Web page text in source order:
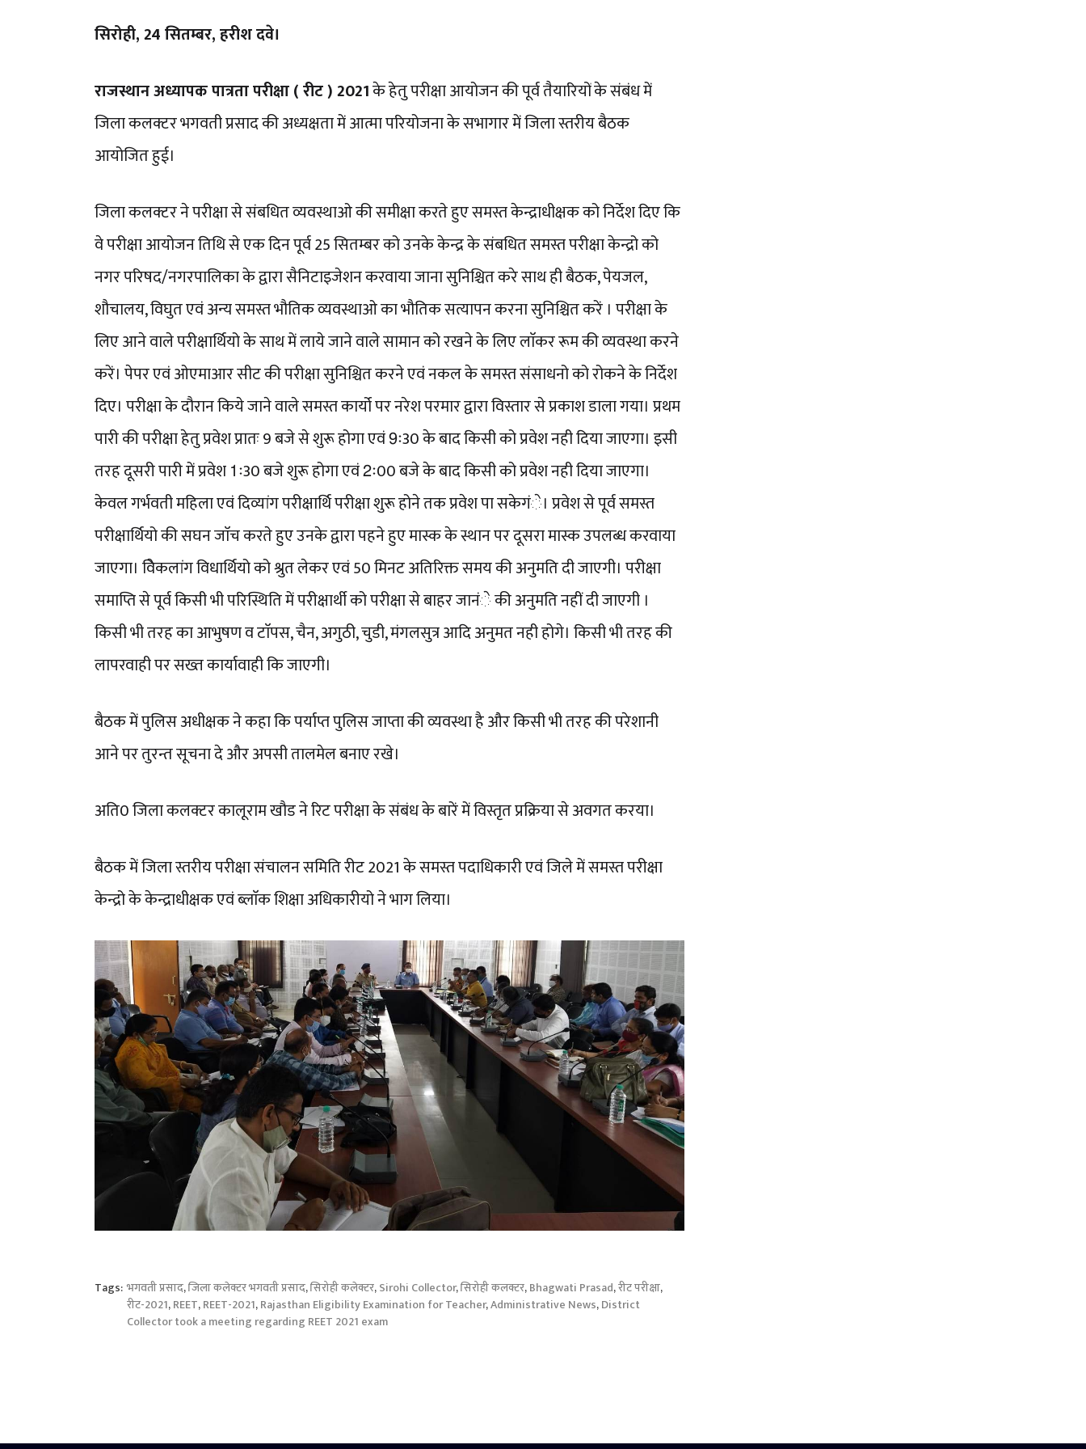
सिरोही, 24 सितम्बर, हरीश दवे।
राजस्थान अध्यापक पात्रता परीक्षा ( रीट ) 2021के हेतु परीक्षा आयोजन की पूर्व तैयारियों के संबंध में
जिला कलक्टर भगवती प्रसाद की अध्यक्षता में आत्मा परियोजना के सभागार में जिला स्तरीय बैठक
आयोजित हुई।
जिला कलक्टर ने परीक्षा से संबधित व्यवस्थाओ की समीक्षा करते हुए समस्त केन्द्राधीक्षक को निर्देश दिए कि
वे परीक्षा आयोजन तिथि से एक दिन पूर्व 25 सितम्बर को उनके केन्द्र के संबधित समस्त परीक्षा केन्द्रो को
नगर परिषद/नगरपालिका के द्वारा सैनिटाइजेशन करवाया जाना सुनिश्चित करे साथ ही बैठक, पेयजल,
शौचालय, विघुत एवं अन्य समस्त भौतिक व्यवस्थाओ का भौतिक सत्यापन करना सुनिश्चित करें । परीक्षा के
लिए आने वाले परीक्षार्थियो के साथ में लाये जाने वाले सामान को रखने के लिए लाॅकर रूम की व्यवस्था करने
करें। पेपर एवं ओएमाआर सीट की परीक्षा सुनिश्चित करने एवं नकल के समस्त संसाधनो को रोकने के निर्देश
दिए। परीक्षा के दौरान किये जाने वाले समस्त कार्यो पर नरेश परमार द्वारा विस्तार से प्रकाश डाला गया। प्रथम
पारी की परीक्षा हेतु प्रवेश प्रातः 9 बजे से शुरू होगा एवं 9ः30 के बाद किसी को प्रवेश नही दिया जाएगा। इसी
तरह दूसरी पारी में प्रवेश 1ः30 बजे शुरू होगा एवं 2ः00 बजे के बाद किसी को प्रवेश नही दिया जाएगा।
केवल गर्भवती महिला एवं दिव्यांग परीक्षार्थि परीक्षा शुरू होने तक प्रवेश पा सकेगंे। प्रवेश से पूर्व समस्त
परीक्षार्थियो की सघन जाॅच करते हुए उनके द्वारा पहने हुए मास्क के स्थान पर दूसरा मास्क उपलब्ध करवाया
जाएगा। विेकलांग विधार्थियो को श्रुत लेकर एवं 50 मिनट अतिरिक्त समय की अनुमति दी जाएगी। परीक्षा
समाप्ति से पूर्व किसी भी परिस्थिति में परीक्षार्थी को परीक्षा से बाहर जानंे की अनुमति नहीं दी जाएगी ।
किसी भी तरह का आभुषण व टाॅपस, चैन, अगुठी, चुडी, मंगलसुत्र आदि अनुमत नही होगे। किसी भी तरह की
लापरवाही पर सख्त कार्यावाही कि जाएगी।
बैठक में पुलिस अधीक्षक ने कहा कि पर्याप्त पुलिस जाप्ता की व्यवस्था है और किसी भी तरह की परेशानी
आने पर तुरन्त सूचना दे और अपसी तालमेल बनाए रखे।
अति0 जिला कलक्टर कालूराम खौड ने रिट परीक्षा के संबंध के बारें में विस्तृत प्रक्रिया से अवगत करया।
बैठक में जिला स्तरीय परीक्षा संचालन समिति रीट 2021 के समस्त पदाधिकारी एवं जिले में समस्त परीक्षा
केन्द्रो के केन्द्राधीक्षक एवं ब्लाॅक शिक्षा अधिकारीयो ने भाग लिया।
Tags: भगवती प्रसाद,जिला कलेक्टर भगवती प्रसाद,सिरोही कलेक्टर,Sirohi Collector,सिरोही कलक्टर,Bhagwati Prasad,रीट परीक्षा,
रीट-2021,REET,REET-2021,Rajasthan Eligibility Examination for Teacher,Administrative News,District
Collector took a meeting regarding REET 2021 exam